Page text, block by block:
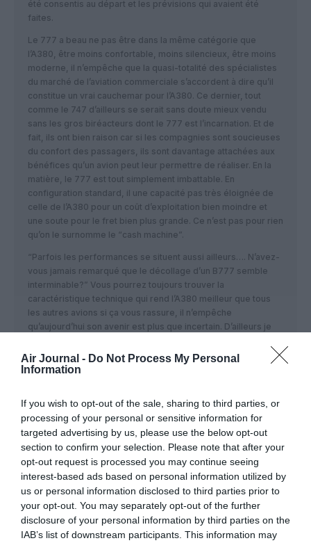
Air Journal - Do Not Process My Personal
Information
If you wish to opt-out of the sale, sharing to third parties, or
processing of your personal or sensitive information for
targeted advertising by us, please use the below opt-out
section to confirm your selection. Please note that after your
opt-out request is processed you may continue seeing
interest-based ads based on personal information utilized by
us or personal information disclosed to third parties prior to
your opt-out. You may separately opt-out of the further
disclosure of your personal information by third parties on the
IAB’s list of downstream participants. This information may
été consentis au départ et les prévisions qui avaient été
faites.
Le 777 a beau ne pas être dans la même catégorie que
l’A380, être moins confortable, moins silencieux, être moins
moderne, il n’empêche que la quasi-totalité des spécialistes
du marché de l’aviation commerciale s’accordent à dire qu’il
constitue un vrai cauchemar pour l’A380. Ce dernier, tout
comme le 747 d’ailleurs se serait sans doute mieux vendu
sans les gros biréacteurs dont le 777 est l’incarnation. Et de
fait, ils ont bien raison car si les compagnies sont soucieuses
du confort des passagers, ils sont davantage attachées aux
bénéfices qu’un avion peut leur permettre de réaliser. En la
matière, le 777 est tout simplement imbattable. En
configuration standard, il une capacité pas très éloignée de
celle de l’A380 pour un coût d’exploitation bien moindre et
une soute pour le fret bien plus grande. Ce n’est pas pour rien
qu’on le surnomme le “cash machine”.
“Parfois les performances se situent aussi ailleurs…. N’avez-
vous jamais remarqué que le décollage d’un B777 semble
interminable?” Vous pourrez toujours trouver la
caractéristique technique qui rend l’A380 meilleur que tous
les autres avions si ça vous rassure, il n’empêche
qu’aujourd’hui son avenir est plus que incertain. D’ailleurs je
pas réalisé qu’il était dans le même bateau, dans le même
avion pour le coup que le 747-8. Pourquoi ? Parce que ce
4 moteurs. Que le 747-8 soit mort, c’est bien triste pour
Boeing mais au regard de l’ensemble du programme qui a
débuté dans les années 60-70, ce fut non seulement un
succès technologique mais un incroyable succès commercial.
Si l’A380 est incontestablement un succès technologique,
pour le succès commercial, on repassera car pour une
prévision de vente de 1200 exemplaires sur 10 ans, on en ait
aujourd’hui à moins de 350 sans compter quelques
annulations en suspens. Alors, il a peut-être été lancé trop
tôt, on ne le saura jamais mais ce qui compte dans ce secteur,